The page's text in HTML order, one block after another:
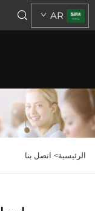
AR
الرئيسية> اتصل بنا